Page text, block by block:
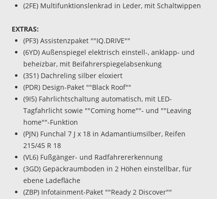
(2FE) Multifunktionslenkrad in Leder, mit Schaltwippen
EXTRAS:
(PF3) Assistenzpaket ""IQ.DRIVE""
(6YD) Außenspiegel elektrisch einstell-, anklapp- und
beheizbar, mit Beifahrerspiegelabsenkung
(3S1) Dachreling silber eloxiert
(PDR) Design-Paket ""Black Roof""
(9I5) Fahrlichtschaltung automatisch, mit LED-
Tagfahrlicht sowie ""Coming home""- und ""Leaving
home""-Funktion
(PJN) Funchal 7 J x 18 in Adamantiumsilber, Reifen
215/45 R 18
(VL6) Fußgänger- und Radfahrererkennung
(3GD) Gepäckraumboden in 2 Höhen einstellbar, für
ebene Ladefläche
(ZBP) Infotainment-Paket ""Ready 2 Discover""